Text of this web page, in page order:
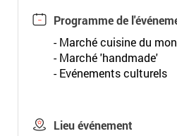
Programme de
- Marché cuisine du
- Marché 'handmade'
- Evénements culturels
Lieu événement